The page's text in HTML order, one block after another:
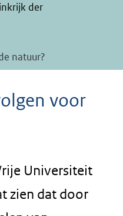
der
natuur?
voor
Universiteit
zien dat door